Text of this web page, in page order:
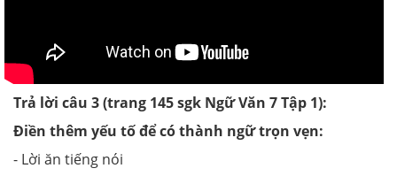
Trả lời câu 3 (trang 145 sgk Ngữ Văn 7 Tập 1):
Điền thêm yếu tố để có thành ngữ trọn vẹn:
- Lời ăn tiếng nói